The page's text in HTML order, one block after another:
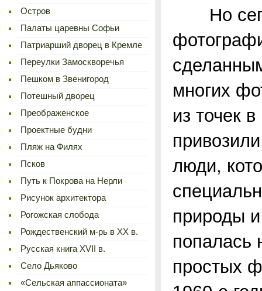
Остров
Палаты царевны Софьи
Патриарший дворец в Кремле
Переулки Замоскворечья
Пешком в Звенигород
Потешный дворец
Преображенское
Проектные будни
Пляж на Филях
Псков
Путь к Покрова на Нерли
Рисунок архитектора
Рогожская слобода
Рождественский м-рь в ХХ в.
Русская книга XVII в.
Село Дьяково
«Сельская аппассионата»
Но
многих
из точек
люди,
природы
попалась
простых